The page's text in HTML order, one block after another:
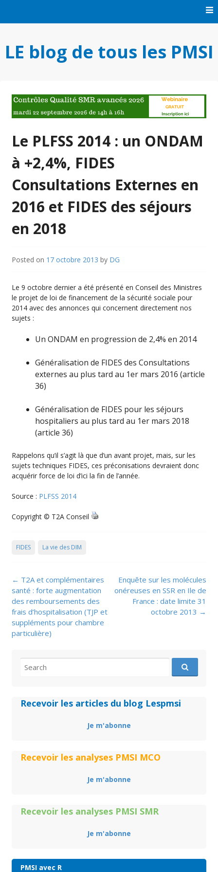
LE blog de tous les PMSI
Le PLFSS 2014 : un ONDAM
à +2,4%, FIDES
Consultations Externes en
2016 et FIDES des séjours
en 2018
Posted on 17 octobre 2013 by DG
Le 9 octobre dernier a été présenté en Conseil des Ministres
le projet de loi de financement de la sécurité sociale pour
2014 avec des annonces qui concernent directement nos
sujets :
Un ONDAM en progression de 2,4% en 2014
Généralisation de FIDES des Consultations
externes au plus tard au 1er mars 2016 (article
36)
Généralisation de FIDES pour les séjours
hospitaliers au plus tard au 1er mars 2018
(article 36)
Rappelons qu’il s’agit là que d’un avant projet, mais, sur les
sujets techniques FIDES, ces préconisations devraient donc
acquérir force de loi d’ici la fin de l’année.
Source : PLFSS 2014
Copyright © T2A Conseil
FIDES La vie des DIM
Post
navigation
← T2A et complémentaires
santé : forte augmentation
des remboursements des
frais d’hospitalisation (TJP et
suppléments pour chambre
particulière)
Enquête sur les molécules
onéreuses en SSR en Ile de
France : date limite 31
octobre 2013 →
for:
Recevoir les articles du blog Lespmsi
Je m'abonne
Recevoir les analyses PMSI MCO
Je m'abonne
Recevoir les analyses PMSI SMR
Je m'abonne
PMSI avec R